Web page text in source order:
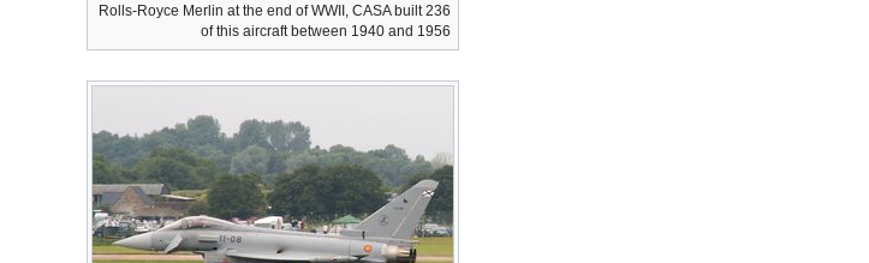
Rolls-Royce Merlin at the end of WWII, CASA built 236
of this aircraft between 1940 and 1956